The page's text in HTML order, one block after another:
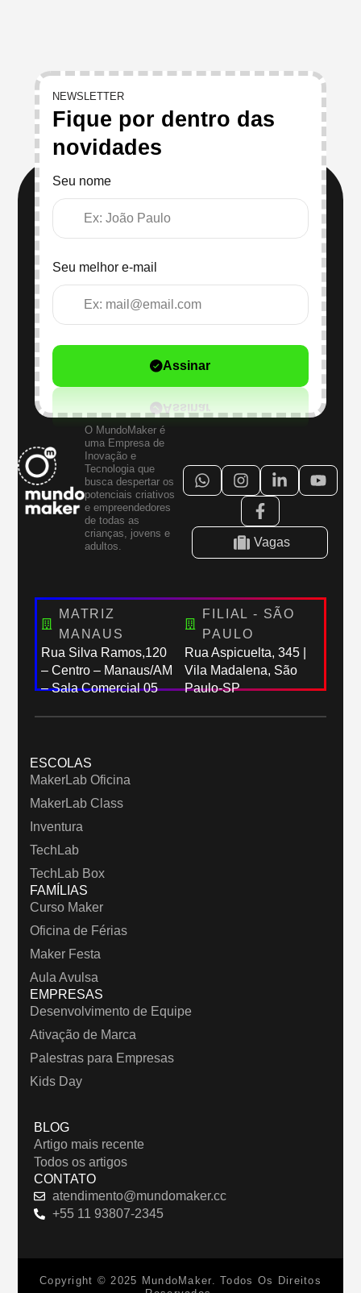
NEWSLETTER
Fique por dentro das
novidades
Seu nome
Seu melhor e-mail
Assinar
O MundoMaker é
uma Empresa de
Inovação e
Tecnologia que
busca despertar os
potenciais criativos
e empreendedores
de todas as
crianças, jovens e
adultos.
Vagas
MATRIZ
MANAUS
Rua Silva Ramos,120
– Centro – Manaus/AM
– Sala Comercial 05
FILIAL - SÃO
PAULO
Rua Aspicuelta, 345 |
Vila Madalena, São
Paulo-SP
ESCOLAS
MakerLab Oficina
MakerLab Class
Inventura
TechLab
TechLab Box
FAMÍLIAS
Curso Maker
Oficina de Férias
Maker Festa
Aula Avulsa
EMPRESAS
Desenvolvimento de Equipe
Ativação de Marca
Palestras para Empresas
Kids Day
BLOG
Artigo mais recente
Todos os artigos
CONTATO
atendimento@mundomaker.cc
+55 11 93807-2345
Copyright © 2025 MundoMaker. Todos Os Direitos